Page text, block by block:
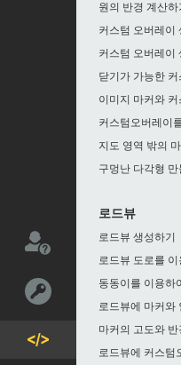
원의 반경 계산하
커스텀 오버레이
커스텀 오버레이
닫기가 가능한 커
이미지 마커와 커
커스텀오버레이
지도 영역 밖의
구멍난 다각형 만
로드뷰
로드뷰 생성하기
로드뷰 도로를 이
동동이를 이용하
로드뷰에 마커와
마커의 고도와 반
로드뷰에 커스텀